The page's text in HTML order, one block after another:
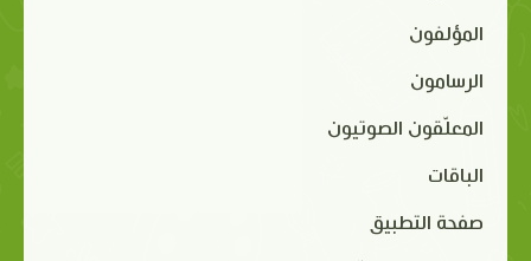
المؤلفون
الرسامون
المعلّقون الصوتيون
الباقات
صفحة التطبيق